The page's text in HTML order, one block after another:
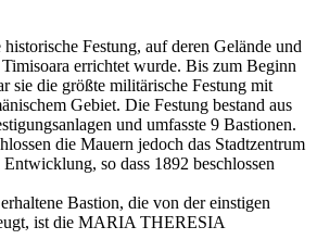
Festung, auf deren Gelände und
errichtet wurde. Bis zum Beginn
sie die größte militärische Festung mit
Gebiet. Die Festung bestand aus
und umfasste 9 Bastionen.
die Mauern jedoch das Stadtzentrum
so dass 1892 beschlossen
Bastion, die von der einstigen
ist die MARIA THERESIA